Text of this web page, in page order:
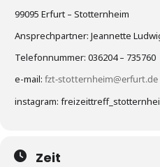
99095 Erfurt – Stotternheim
Ansprechpartner: Jeannette
Telefonnummer: 036204 – 735760
e-mail: fzt-stotternheim@erfurt.de
instagram:
Zeit